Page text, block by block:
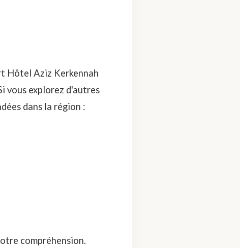
Hôtel Aziz Kerkennah
vous explorez d'autres
dans la région :
compréhension.